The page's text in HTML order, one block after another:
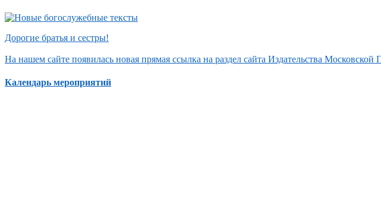
Дорогие братья и сестры!
На нашем сайте появилась новая прямая ссылка на раздел сайта Издательства
Календарь мероприятий